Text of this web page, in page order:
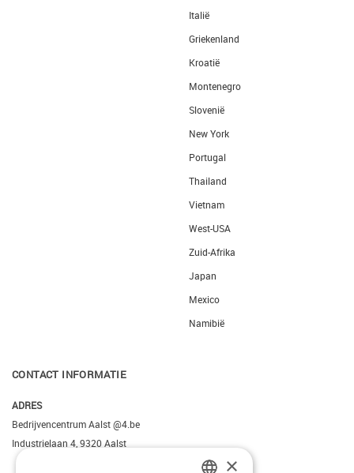
Italië
Griekenland
Kroatië
Montenegro
Slovenië
New York
Portugal
Thailand
Vietnam
West-USA
Zuid-Afrika
Japan
Mexico
Namibië
CONTACT INFORMATIE
ADRES
Bedrijvencentrum Aalst @4.be
Industrielaan 4, 9320 Aalst
×